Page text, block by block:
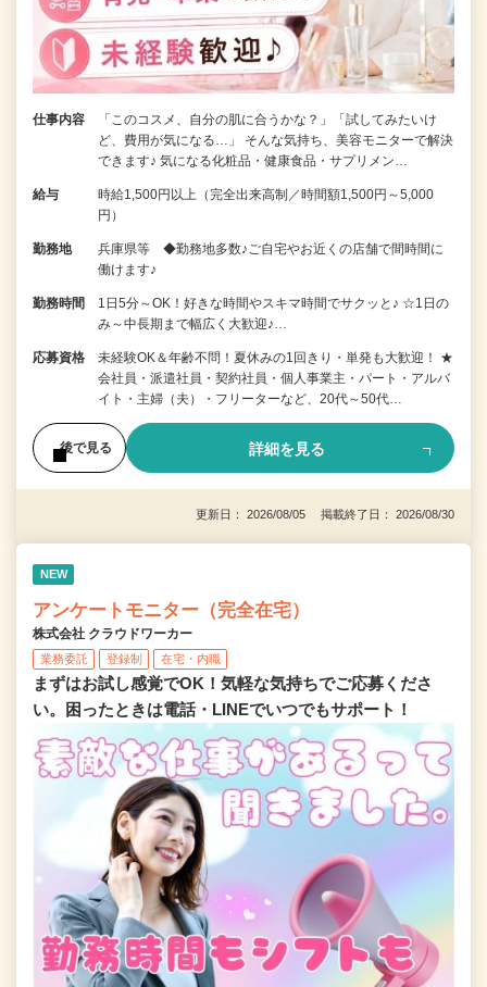
仕事内容
「このコスメ、自分の肌に合うかな？」「試してみたいけ
ど、費用が気になる…」 そんな気持ち、美容モニターで解決
できます♪ 気になる化粧品・健康食品・サプリメン…
給与
時給1,500円以上（完全出来高制／時間額1,500円～5,000
円）
勤務地
兵庫県等 ◆勤務地多数♪ご自宅やお近くの店舗で間時間に
働けます♪
勤務時間
1日5分～OK！好きな時間やスキマ時間でサクッと♪ ☆1日の
み～中長期まで幅広く大歓迎♪…
応募資格
未経験OK＆年齢不問！夏休みの1回きり・単発も大歓迎！ ★
会社員・派遣社員・契約社員・個人事業主・パート・アルバ
イト・主婦（夫）・フリーターなど、20代～50代…
後で見る 詳細を見る
更新日： 2026/08/05 掲載終了日： 2026/08/30
NEW
アンケートモニター（完全在宅）
株式会社 クラウドワーカー
業務委託 登録制 在宅・内職
まずはお試し感覚でOK！気軽な気持ちでご応募くださ
い。困ったときは電話・LINEでいつでもサポート！